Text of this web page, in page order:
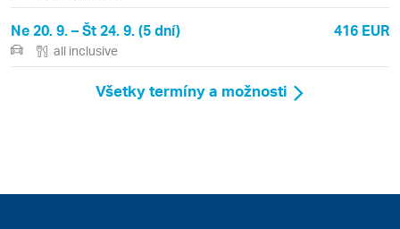
Ne 20. 9. – Št 24. 9. (5 dní) 416 EUR
all inclusive
Všetky termíny a možnosti